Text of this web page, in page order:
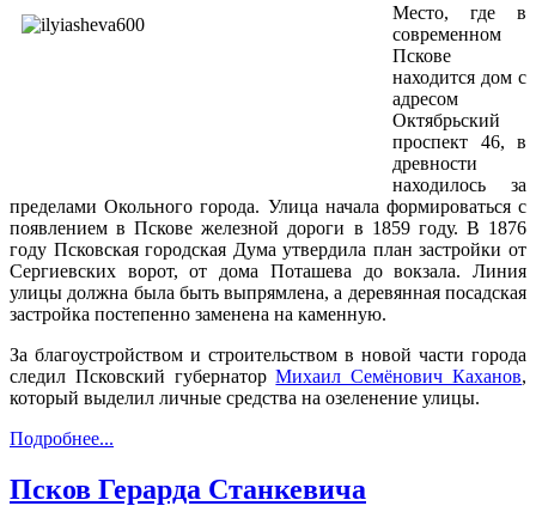
Место, где в
современном
Пскове
находится дом с
адресом
Октябрьский
проспект 46, в
древности
находилось за
пределами Окольного города. Улица начала формироваться с
появлением в Пскове железной дороги в 1859 году. В 1876
году Псковская городская Дума утвердила план застройки от
Сергиевских ворот, от дома Поташева до вокзала. Линия
улицы должна была быть выпрямлена, а деревянная посадская
застройка постепенно заменена на каменную.
За благоустройством и строительством в новой части города
следил Псковский губернаторМихаил Семёнович Каханов,
который выделил личные средства на озеленение улицы.
Подробнее...
Псков Герарда Станкевича